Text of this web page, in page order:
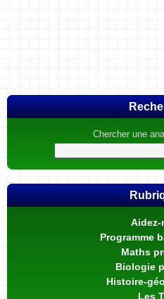
Chercher une
Aidez-
Programme
Maths
Biologie
Histoire-
Les